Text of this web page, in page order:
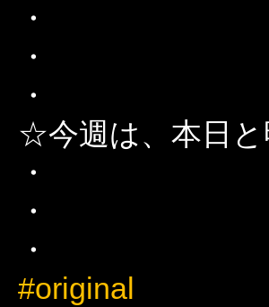
・
・
・
☆今週は、本日
・
・
・
#original